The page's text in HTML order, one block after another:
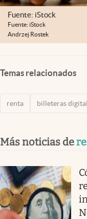
Fuente: iStock
Fuente: iStock
Andrzej Rostek
Temas relacionados
renta billeteras
Más noticias de